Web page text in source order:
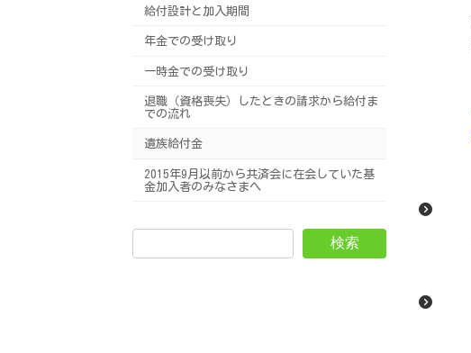
給付設計と加入期間
年金での受け取り
一時金での受け取り
退職（資格喪失）したときの請求から給付ま
での流れ
遺族給付金
2015年9月以前から共済会に在会していた基
金加入者のみなさまへ
検索